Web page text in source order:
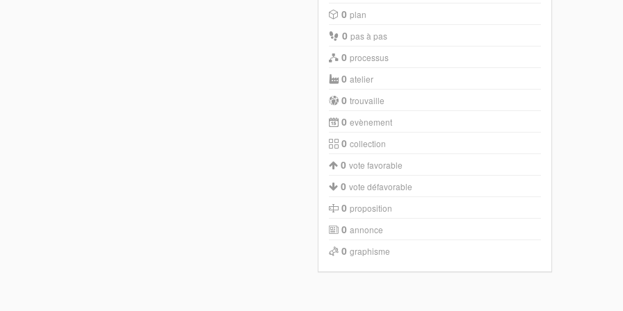
0 plan
0 pas à pas
0 processus
0 atelier
0 trouvaille
0 evènement
0 collection
0 vote favorable
0 vote défavorable
0 proposition
0 annonce
0 graphisme